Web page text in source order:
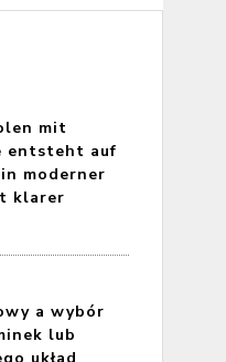
mit
entsteht auf
moderner
klarer
a wybór
lub